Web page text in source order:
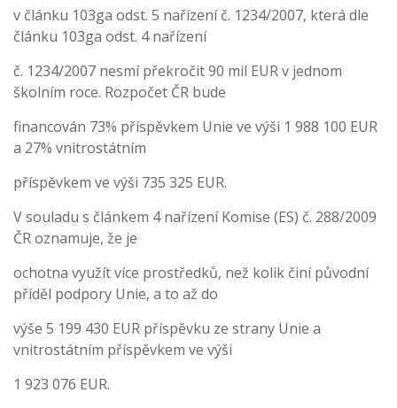
v článku 103ga odst. 5 nařízení č. 1234/2007, která dle
článku 103ga odst. 4 nařízení
č. 1234/2007 nesmí překročit 90 mil EUR v jednom
školním roce. Rozpočet ČR bude
financován 73% příspěvkem Unie ve výši 1 988 100 EUR
a 27% vnitrostátním
příspěvkem ve výši 735 325 EUR.
V souladu s článkem 4 nařízení Komise (ES) č. 288/2009
ČR oznamuje, že je
ochotna využít více prostředků, než kolik činí původní
příděl podpory Unie, a to až do
výše 5 199 430 EUR příspěvku ze strany Unie a
vnitrostátním příspěvkem ve výši
1 923 076 EUR.